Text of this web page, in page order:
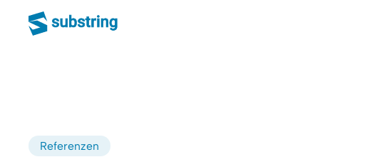
Referenzen